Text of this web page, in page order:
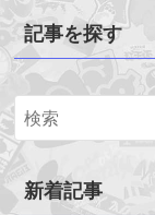
記事を探す
新着記事